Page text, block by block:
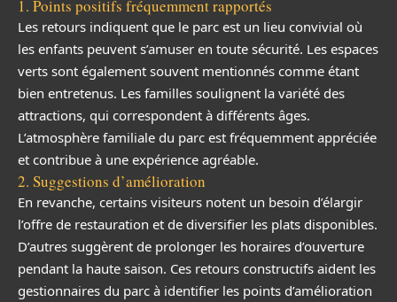
1. Points positifs fréquemment rapportés
Les retours indiquent que le parc est un lieu convivial où
les enfants peuvent s’amuser en toute sécurité. Les espaces
verts sont également souvent mentionnés comme étant
bien entretenus. Les familles soulignent la variété des
attractions, qui correspondent à différents âges.
L’atmosphère familiale du parc est fréquemment appréciée
et contribue à une expérience agréable.
2. Suggestions d’amélioration
En revanche, certains visiteurs notent un besoin d’élargir
l’offre de restauration et de diversifier les plats disponibles.
D’autres suggèrent de prolonger les horaires d’ouverture
pendant la haute saison. Ces retours constructifs aident les
gestionnaires du parc à identifier les points d’amélioration